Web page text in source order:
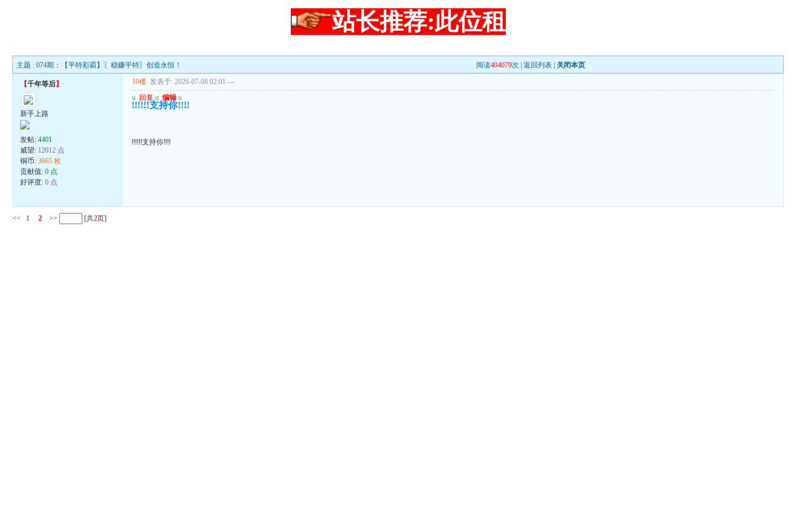
站长推荐:此位租
主题 : 074期：【平特彩霸】〖稳赚平特〗创造永恒！ 阅读404079次 |返回列表 关闭本页
【千年等后】
新手上路
发帖:4401
威望: 12012 点
铜币:3665 枚
贡献值:0 点
好评度:0 点
10楼 发表于: 2026-07-08 02:01 ---
u 回复 u 编辑 u
!!!!!!支持你!!!!
!!!!!!支持你!!!!
<< 1 2 >> [共2页]